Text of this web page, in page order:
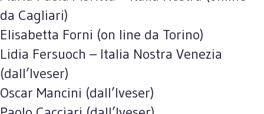
da Cagliari)
Elisabetta Forni (on line da Torino)
Lidia Fersuoch – Italia Nostra Venezia
(dall’Iveser)
Oscar Mancini (dall’Iveser)